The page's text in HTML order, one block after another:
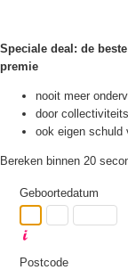
Speciale deal: de
premie
nooit meer
door
ook eigen schuld
Bereken binnen 20
Geboortedatum
Postcode